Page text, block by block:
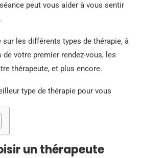
peut vous aider à vous sentir
sur les différents types de thérapie, à
votre premier rendez-vous, les
thérapeute, et plus encore.
type de thérapie pour vous
un thérapeute